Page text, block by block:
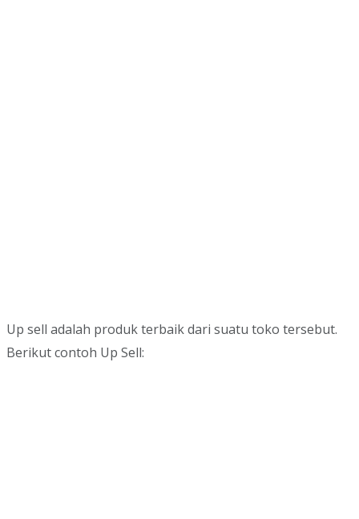
Up sell adalah produk terbaik dari suatu toko tersebut.
Berikut contoh Up Sell: